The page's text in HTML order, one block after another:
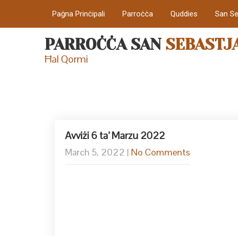
Paġna Prinċipali Parroċċa Quddies San
PARROĊĊA SAN
Ħal Qormi
Avviżi 6 ta’ Marzu 2022
March 5, 2022 | No Comments